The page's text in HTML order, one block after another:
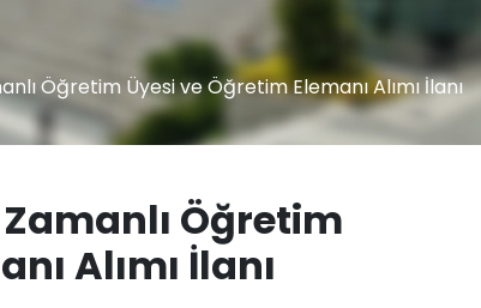
Öğretim Üyesi ve Öğretim Elemanı Alımı İlanı
Öğretim
Alımı İlanı